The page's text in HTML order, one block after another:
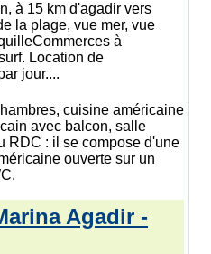
à 15 km d'agadir vers
la plage, vue mer, vue
à
Location de
jour....
cuisine américaine
avec balcon, salle
RDC : il se compose d'une
ouverte sur un
Agadir -